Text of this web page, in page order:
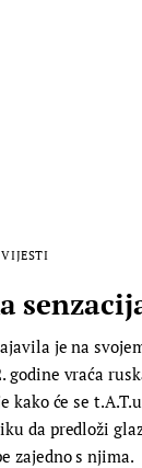
VIJESTI
je na
godine vraća
kako će se
da predloži
zajedno s